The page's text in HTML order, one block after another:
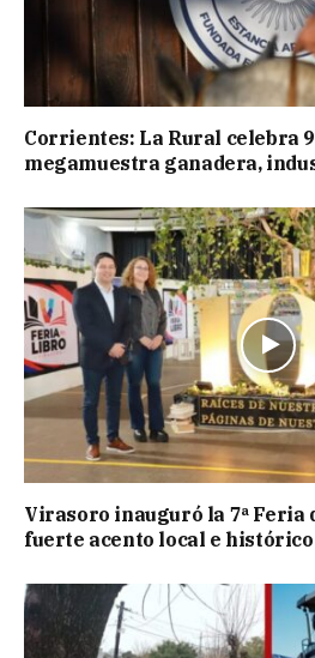
Corrientes: La Rural celebra
megamuestra ganadera,
Virasoro inauguró la 7ª Feria
fuerte acento local e histórico